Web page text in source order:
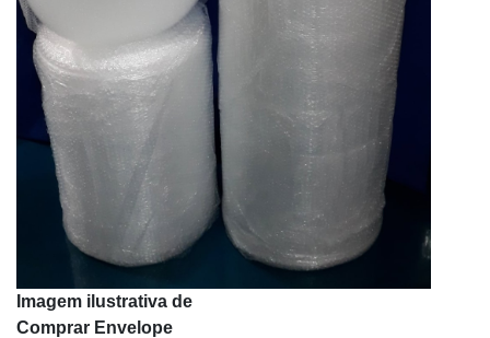
Envelope de segurança inviolável personalizado
Envelope de segurança inviolável preço
Envelope de segurança liso
Envelope de segurança padrão
Envelope de segurança para comércio
Envelope de segurança para correios
Envelope de segurança para correios personalizado
Envelope de segurança pequeno
Envelope de segurança personalizado
Envelope de segurança rosa
Imagem ilustrativa de
Comprar Envelope